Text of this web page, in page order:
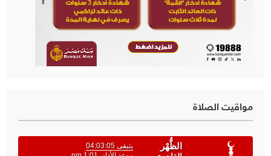
مواقيت الصلاة